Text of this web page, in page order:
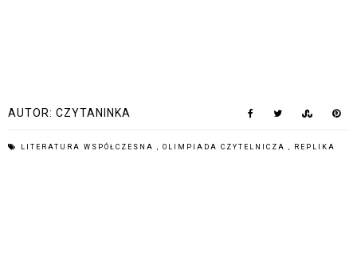
AUTOR: CZYTANINKA
LITERATURA WSPÓŁCZESNA OLIMPIADA CZYTELNICZA REPLIKA